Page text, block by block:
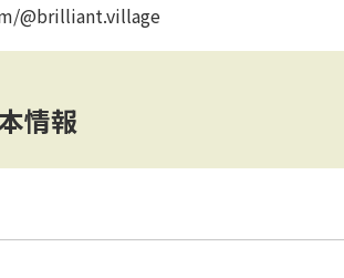
@brilliant.village
情報